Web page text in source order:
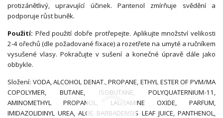
protizánětlivý, upravující účinek. Pantenol zmírňuje svědění a
podporuje růst buněk.
Použití: Před použití dobře protřepejte. Aplikujte množství velikosti
2-4 ořechů (dle požadované fixace) a rozetřete na umyté a ručníkem
vysušené vlasy. Pokračujte v sušení a konečné úpravě dále jako
obbykle.
Složení: VODA, ALCOHOL DENAT., PROPANE, ETHYL ESTER OF PVM/MA
COPOLYMER, BUTANE, ISOBUTANE, POLYQUATERNIUM-11,
AMINOMETHYL PROPANOL, LAURAMINE OXIDE, PARFUM,
IMIDAZOLIDINYL UREA, ALOE BARBADENSIS LEAF JUICE, PANTHENOL,